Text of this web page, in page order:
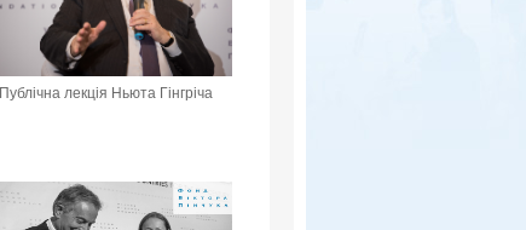
Публічна лекція Ньюта Гінгріча